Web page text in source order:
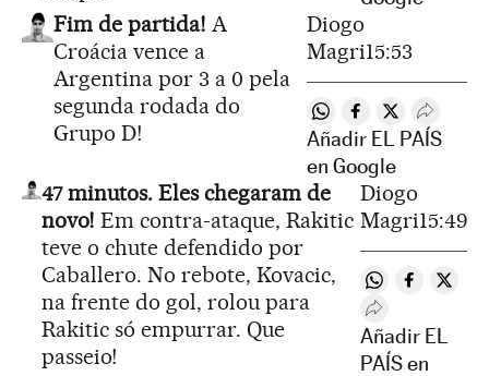
Fim de partida! A
Croácia vence a
Argentina por 3 a 0 pela
segunda rodada do
Grupo D!
Diogo
Magri15:53
Compartir en
Compartir en
Compartir
Añadir EL PAÍS
en Google
47 minutos. Eles chegaram de
novo! Em contra-ataque, Rakitic
teve o chute defendido por
Caballero. No rebote, Kovacic,
na frente do gol, rolou para
Rakitic só empurrar. Que
passeio!
Diogo
Magri15:49
Compartir en
Compartir
Desplegar
Añadir EL
PAÍS en